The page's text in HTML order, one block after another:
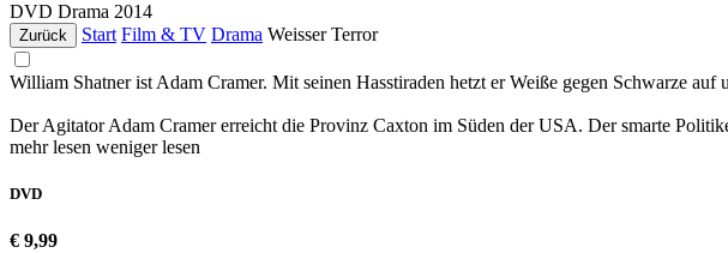
DVD Drama 2014
Zurück Start Film & TV Drama Weisser Terror
William Shatner ist Adam Cramer. Mit seinen Hasstiraden hetzt er Weiße gegen Schwarze
Der Agitator Adam Cramer erreicht die Provinz Caxton im Süden der USA. Der smarte
mehr lesen weniger lesen
DVD
€ 9,99